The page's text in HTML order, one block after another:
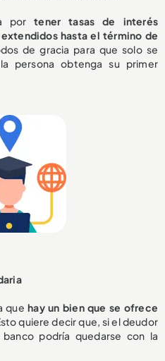
por tener tasas de interés
hasta el término de
de gracia para que solo se
persona obtenga su primer
quehay un bien que se ofrece
quiere decir que, si el deudor
podría quedarse con la